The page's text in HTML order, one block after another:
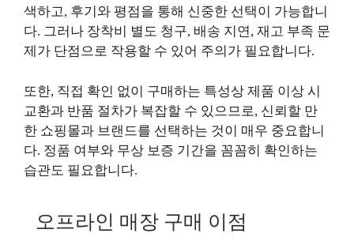
색하고, 후기와 평점을 통해 신중한 선택이 가능합니
다. 그러나 장착비 별도 청구, 배송 지연, 재고 부족 문
제가 단점으로 작용할 수 있어 주의가 필요합니다.
또한, 직접 확인 없이 구매하는 특성상 제품 이상 시
교환과 반품 절차가 복잡할 수 있으므로, 신뢰할 만
한 쇼핑몰과 브랜드를 선택하는 것이 매우 중요합니
다. 정품 여부와 무상 보증 기간을 꼼꼼히 확인하는
습관도 필요합니다.
오프라인 매장 구매 이점